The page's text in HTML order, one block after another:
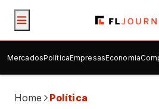
MercadosPolíticaEmpresasEconomia
Home Política